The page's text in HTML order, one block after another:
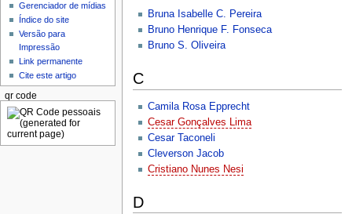
Bruna Isabelle C. Pereira
Bruno Henrique F. Fonseca
Bruno S. Oliveira
C
Camila Rosa Epprecht
Cesar Gonçalves Lima
Cesar Taconeli
Cleverson Jacob
Cristiano Nunes Nesi
D
Gerenciador de mídias
Índice do site
Versão para
Impressão
Link permanente
Cite este artigo
qr code